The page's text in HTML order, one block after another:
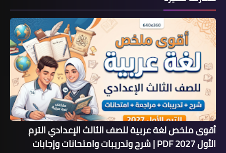
أقوى ملخص لغة عربية للصف الثالث الإعدادي الترم
الأول 2027 PDF | شرح وتدريبات وامتحانات وإجابات